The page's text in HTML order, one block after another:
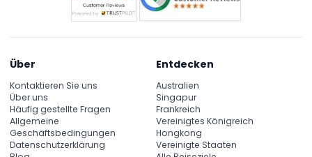
Über
Kontaktieren Sie uns
Über uns
Häufig gestellte Fragen
Allgemeine
Geschäftsbedingungen
Datenschutzerklärung
Entdecken
Australien
Singapur
Frankreich
Vereinigtes Königreich
Hongkong
Vereinigte Staaten